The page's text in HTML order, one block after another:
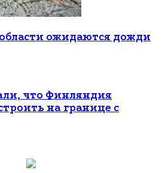
ожидаются дожди
что Финляндия
на границе с